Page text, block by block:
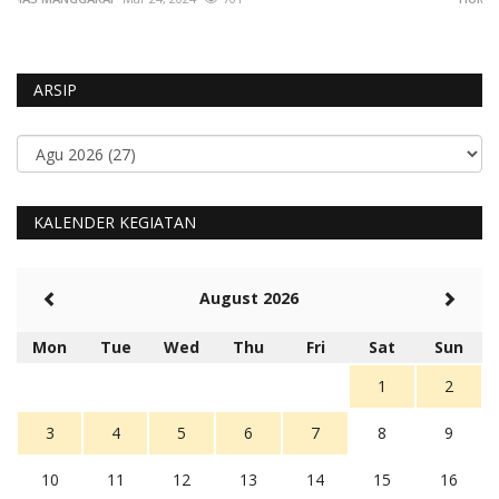
ARSIP
KALENDER KEGIATAN
August 2026
Mon Tue Wed Thu Fri Sat
Sun
1
2
3 4 5 6 7 8 9
10 11 12 13 14 15 16